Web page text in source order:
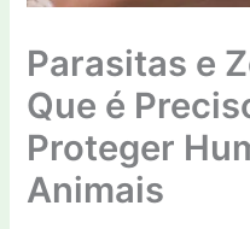
Parasitas e
Que é
Proteger
Animais